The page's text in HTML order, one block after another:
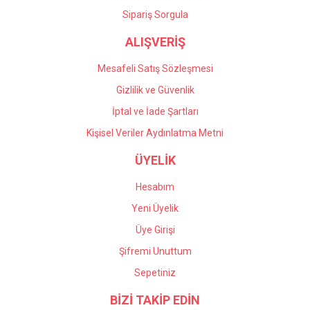
Gönder
Sipariş Sorgula
ALIŞVERİŞ
Mesafeli Satış Sözleşmesi
Gizlilik ve Güvenlik
İptal ve İade Şartları
Kişisel Veriler Aydınlatma Metni
ÜYELİK
Hesabım
Yeni Üyelik
Üye Girişi
Şifremi Unuttum
Sepetiniz
BİZİ TAKİP EDİN